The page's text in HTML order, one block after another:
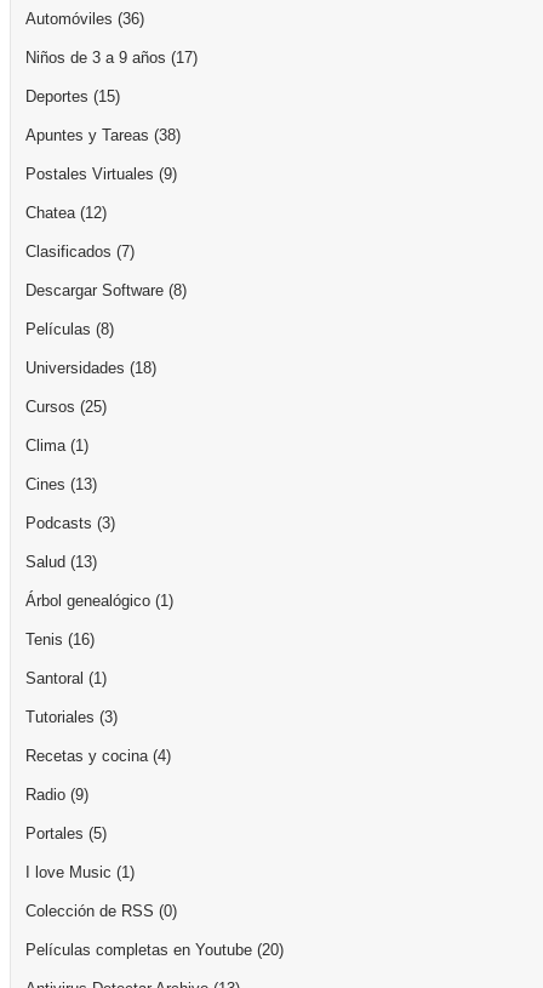
Automóviles (36)
Niños de 3 a 9 años (17)
Deportes (15)
Apuntes y Tareas (38)
Postales Virtuales (9)
Chatea(12)
Clasificados (7)
Descargar Software (8)
Películas (8)
Universidades (18)
Cursos (25)
Clima(1)
Cines (13)
Podcasts (3)
Salud (13)
Árbol genealógico (1)
Tenis (16)
Santoral (1)
Tutoriales (3)
Recetas y cocina(4)
Radio (9)
Portales (5)
I love Music (1)
Colección de RSS (0)
Películas completas en Youtube (20)